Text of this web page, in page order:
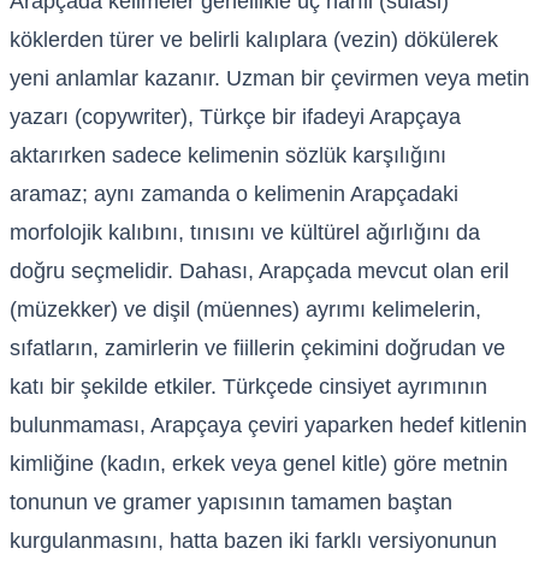
köklerden türer ve belirli kalıplara (vezin) dökülerek
yeni anlamlar kazanır. Uzman bir çevirmen veya metin
yazarı (copywriter), Türkçe bir ifadeyi Arapçaya
aktarırken sadece kelimenin sözlük karşılığını
aramaz; aynı zamanda o kelimenin Arapçadaki
morfolojik kalıbını, tınısını ve kültürel ağırlığını da
doğru seçmelidir. Dahası, Arapçada mevcut olan eril
(müzekker) ve dişil (müennes) ayrımı kelimelerin,
sıfatların, zamirlerin ve fiillerin çekimini doğrudan ve
katı bir şekilde etkiler. Türkçede cinsiyet ayrımının
bulunmaması, Arapçaya çeviri yaparken hedef kitlenin
kimliğine (kadın, erkek veya genel kitle) göre metnin
tonunun ve gramer yapısının tamamen baştan
kurgulanmasını, hatta bazen iki farklı versiyonunun